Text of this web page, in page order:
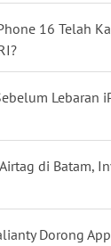
16 Telah
Lebaran
di Batam,
Dorong